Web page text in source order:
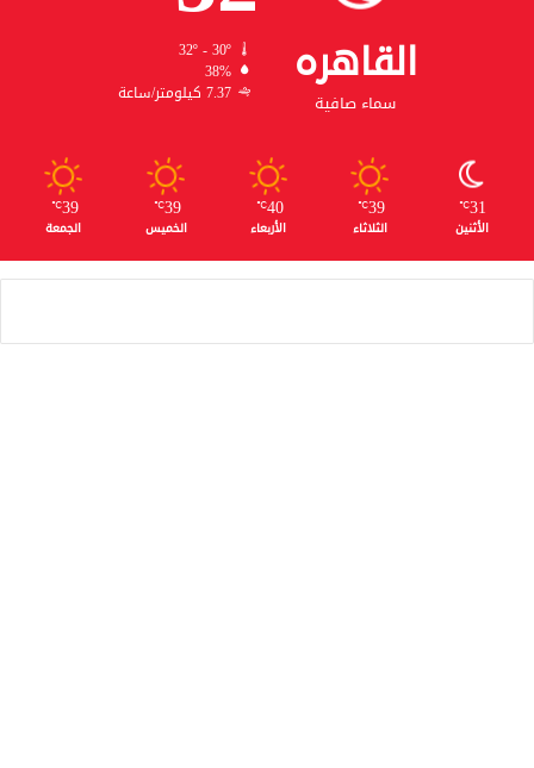
القاهره
سماء صافية
32º - 30º
38%
7.37 كيلومتر/ساعة
31
℃
الأثنين
39
℃
الثلاثاء
40
℃
الأربعاء
39
℃
الخميس
39
℃
الجمعة